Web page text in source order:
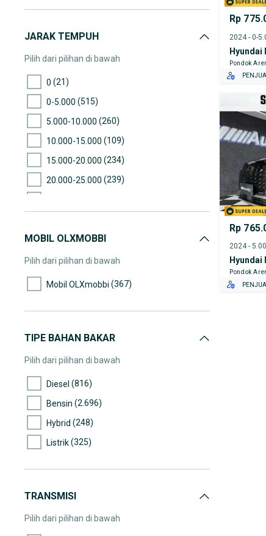
JARAK TEMPUH
Pilih dari pilihan di bawah
0 (21)
0-5.000 (515)
5.000-10.000 (260)
10.000-15.000 (109)
15.000-20.000 (234)
20.000-25.000 (239)
35.000-40.000
40.000-45.000(210)
60.000-65.000(83)
65.000-70.000 (132)
(52)
100.000-105.000
MOBIL OLXMOBBI
Pilih dari pilihan di bawah
Mobil OLXmobbi (367)
TIPE BAHAN BAKAR
Pilih dari pilihan di bawah
Diesel (816)
Bensin (2.696)
Hybrid (248)
Listrik(325)
TRANSMISI
Pilih dari pilihan di bawah
Rp
2024 - 0-
Hyundai
Pondok
Rp
2024 -
Hyundai
Pondok